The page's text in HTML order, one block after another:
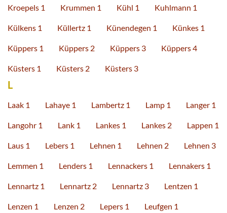
Kroepels 1 Krummen 1 Kühl 1 Kuhlmann 1
Külkens 1 Küllertz 1 Künendegen 1 Künkes 1
Küppers 1 Küppers 2 Küppers 3 Küppers 4
Küsters 1 Küsters 2 Küsters 3
L
Laak 1 Lahaye 1 Lambertz 1 Lamp 1 Langer 1
Langohr 1 Lank 1 Lankes 1 Lankes 2 Lappen 1
Laus 1 Lebers 1 Lehnen 1 Lehnen 2 Lehnen 3
Lemmen 1 Lenders 1 Lennackers 1 Lennakers 1
Lennartz 1 Lennartz 2 Lennartz 3 Lentzen 1
Lenzen 1 Lenzen 2 Lepers 1 Leufgen 1